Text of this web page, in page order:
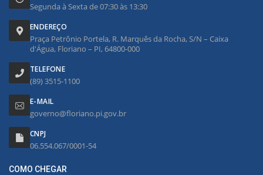
Segunda à Sexta de 07:30 às 13:30
ENDEREÇO
Praça Petrônio Portela, R. Marquês da Rocha, S/N – Caixa
d'Água, Floriano – PI, 64800-000
TELEFONE
(89) 3515-1100
E-MAIL
governo@floriano.pi.gov.br
CNPJ
06.554.067/0001-54
COMO CHEGAR